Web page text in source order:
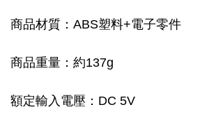
商品材質：ABS塑料+電子零件
商品重量：約137g
額定輸入電壓：DC 5V